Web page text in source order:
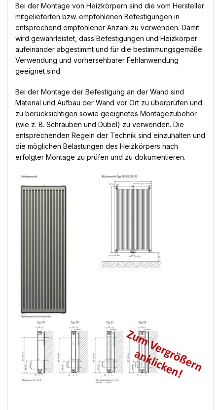
Bei der Montage von Heizkörpern sind die vom Hersteller
mitgelieferten bzw. empfohlenen Befestigungen in
entsprechend empfohlener Anzahl zu verwenden. Damit
wird gewährleistet, dass Befestigungen und Heizkörper
aufeinander abgestimmt und für die bestimmungsgemäße
Verwendung und vorhersehbarer Fehlanwendung
geeignet sind.
Bei der Montage der Befestigung an der Wand sind
Material und Aufbau der Wand vor Ort zu überprüfen und
zu berücksichtigen sowie geeignetes Montagezubehör
(wie z. B. Schrauben und Dübel) zu verwenden. Die
entsprechenden Regeln der Technik sind einzuhalten und
die möglichen Belastungen des Heizkörpers nach
erfolgter Montage zu prüfen und zu dokumentieren.